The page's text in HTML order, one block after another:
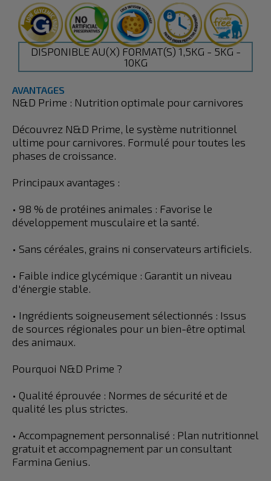
DISPONIBLE AU(X) FORMAT(S) 1,5KG - 5KG -
10KG
AVANTAGES
N&D Prime : Nutrition optimale pour carnivores
Découvrez N&D Prime, le système nutritionnel
ultime pour carnivores. Formulé pour toutes les
phases de croissance.
Principaux avantages :
• 98 % de protéines animales : Favorise le
développement musculaire et la santé.
• Sans céréales, grains ni conservateurs artificiels.
• Faible indice glycémique : Garantit un niveau
d'énergie stable.
• Ingrédients soigneusement sélectionnés : Issus
de sources régionales pour un bien-être optimal
des animaux.
Pourquoi N&D Prime ?
• Qualité éprouvée : Normes de sécurité et de
qualité les plus strictes.
• Accompagnement personnalisé : Plan nutritionnel
gratuit et accompagnement par un consultant
Farmina Genius.